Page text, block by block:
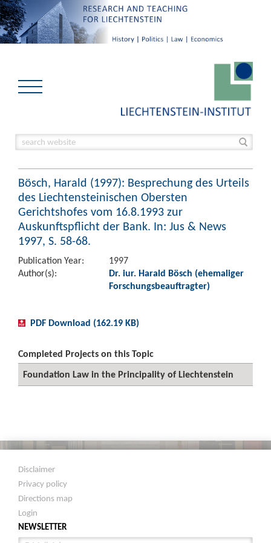
Bösch, Harald (1997): Besprechung des Urteils
des Liechtensteinischen Obersten
Gerichtshofes vom 16.8.1993 zur
Auskunftspflicht der Bank. In: Jus & News
1997, S. 58-68.
Publication Year:
1997
Author(s):
Dr. iur. Harald Bösch (ehemaliger
Forschungsbeauftragter)
PDF Download (162.19 KB)
Completed Projects on this Topic
Foundation Law in the Principality of Liechtenstein
Disclaimer
Privacy policy
Directions map
Login
NEWSLETTER